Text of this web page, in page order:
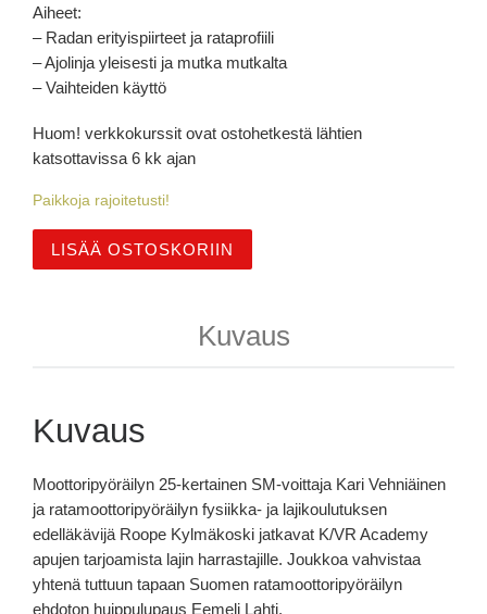
Aiheet:
– Radan erityispiirteet ja rataprofiili
– Ajolinja yleisesti ja mutka mutkalta
– Vaihteiden käyttö
Huom! verkkokurssit ovat ostohetkestä lähtien
katsottavissa 6 kk ajan
Paikkoja rajoitetusti!
K/VR verkkokurssi: VIRTUAL TRACK WALK - KEMORA
LISÄÄ OSTOSKORIIN
Kuvaus
Kuvaus
Moottoripyöräilyn 25-kertainen SM-voittaja Kari Vehniäinen
ja ratamoottoripyöräilyn fysiikka- ja lajikoulutuksen
edelläkävijä Roope Kylmäkoski jatkavat K/VR Academy
apujen tarjoamista lajin harrastajille. Joukkoa vahvistaa
yhtenä tuttuun tapaan Suomen ratamoottoripyöräilyn
ehdoton huippulupaus Eemeli Lahti.